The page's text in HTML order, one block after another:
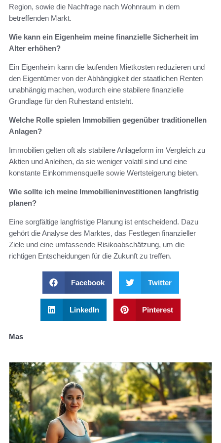
Region, sowie die Nachfrage nach Wohnraum in dem
betreffenden Markt.
Wie kann ein Eigenheim meine finanzielle Sicherheit im
Alter erhöhen?
Ein Eigenheim kann die laufenden Mietkosten reduzieren und
den Eigentümer von der Abhängigkeit der staatlichen Renten
unabhängig machen, wodurch eine stabilere finanzielle
Grundlage für den Ruhestand entsteht.
Welche Rolle spielen Immobilien gegenüber traditionellen
Anlagen?
Immobilien gelten oft als stabilere Anlageform im Vergleich zu
Aktien und Anleihen, da sie weniger volatil sind und eine
konstante Einkommensquelle sowie Wertsteigerung bieten.
Wie sollte ich meine Immobilieninvestitionen langfristig
planen?
Eine sorgfältige langfristige Planung ist entscheidend. Dazu
gehört die Analyse des Marktes, das Festlegen finanzieller
Ziele und eine umfassende Risikoabschätzung, um die
richtigen Entscheidungen für die Zukunft zu treffen.
Facebook Twitter
LinkedIn Pinterest
Mas